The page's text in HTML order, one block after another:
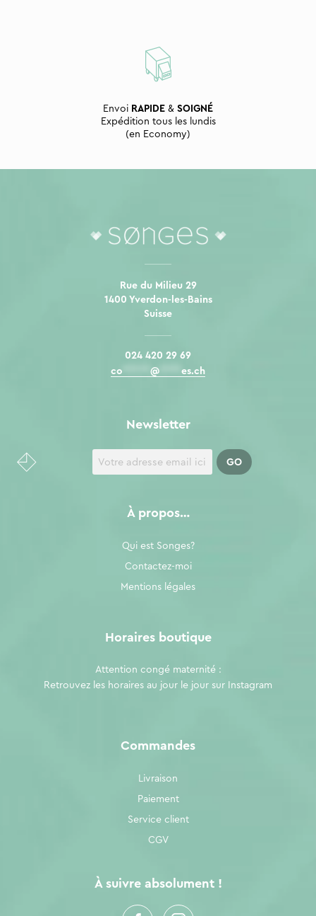
Envoi RAPIDE & SOIGNÉ
Expédition tous les lundis
(en Economy)
Rue du Milieu 29
1400 Yverdon-les-Bains
Suisse
024 420 29 69
co
@ es.ch
Commandes
Livraison
Paiement
Service client
CGV
À suivre absolument !
À propos…
Qui est Songes?
Contactez-moi
Mentions légales
Newsletter
Horaires boutique
Attention congé maternité :
Retrouvez les horaires au jour le jour sur
Instagram